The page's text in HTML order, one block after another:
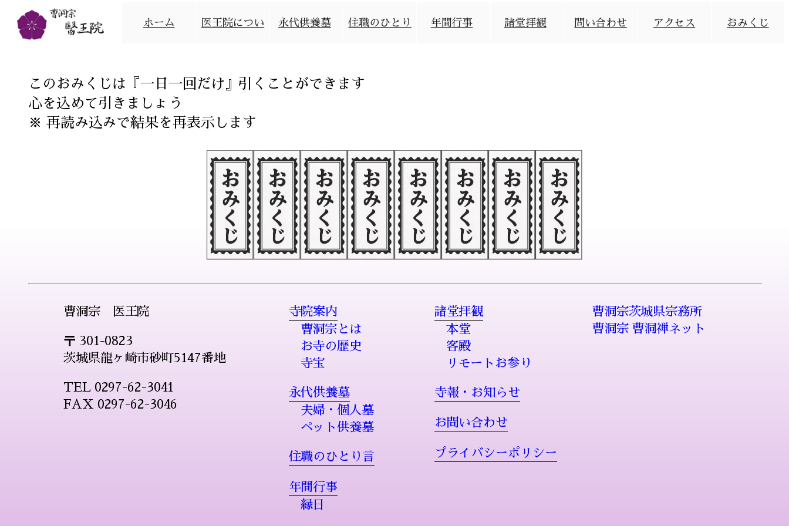
ホーム 医王院につい 永代供養墓 住職のひとり 年間行事 諸堂拝観 問い合わせ アクセス おみくじ
このおみくじは『一日一回だけ』引くことができます
心を込めて引きましょう
※ 再読み込みで結果を再表示します
曹洞宗 医王院
〒 301-0823
茨城県龍ヶ崎市砂町5147番地
TEL 0297-62-3041
FAX 0297-62-3046
寺院案内
曹洞宗とは
お寺の歴史
寺宝
永代供養墓
夫婦・個人墓
ペット供養墓
住職のひとり言
年間行事
縁日
諸堂拝観
本堂
客殿
リモートお参り
寺報・お知らせ
お問い合わせ
プライバシーポリシー
曹洞宗茨城県宗務所
曹洞宗 曹洞禅ネット